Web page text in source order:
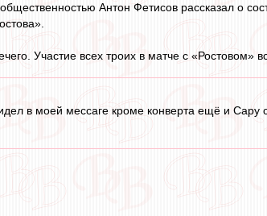
Антон Фетисов рассказал о
Участие всех троих в матче с
в моей мессаге кроме конверта ещё и